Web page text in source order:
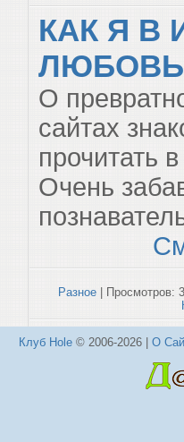
КАК Я В
О
сайтах
прочитать
Очень
Разное| Просмотров:
Клуб Hole© 2006-2026 | О